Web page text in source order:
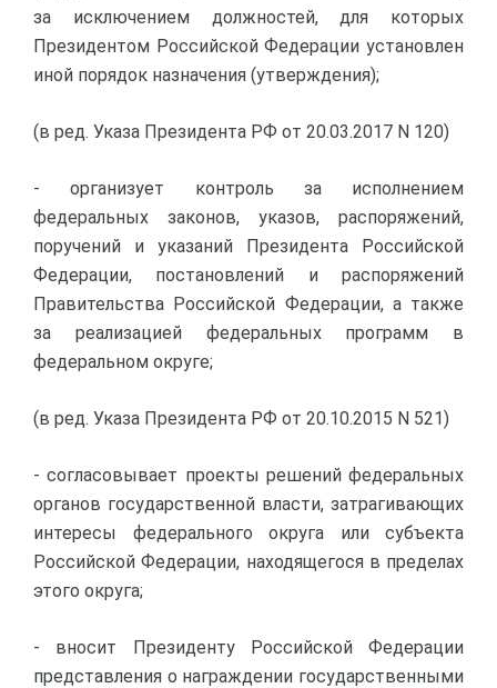
за исключением должностей, для которых
Президентом Российской Федерации установлен
иной порядок назначения (утверждения);
(в ред. Указа Президента РФ от 20.03.2017 N 120)
- организует контроль за исполнением
федеральных законов, указов, распоряжений,
поручений и указаний Президента Российской
Федерации, постановлений и распоряжений
Правительства Российской Федерации, а также
за реализацией федеральных программ в
федеральном округе;
(в ред. Указа Президента РФ от 20.10.2015 N 521)
- согласовывает проекты решений федеральных
органов государственной власти, затрагивающих
интересы федерального округа или субъекта
Российской Федерации, находящегося в пределах
этого округа;
- вносит Президенту Российской Федерации
представления о награждении государственными